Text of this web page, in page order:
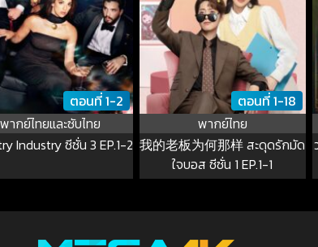
ตอนที่ 1-2
พากย์ไทยและซับไทย
Industry ซีซั่น 3 EP.1-2
ตอนที่ 1-18
พากย์ไทย
我的老板为何那样 สะดุดรักมัด
ใจบอส ซีซั่น 1 EP.1-1